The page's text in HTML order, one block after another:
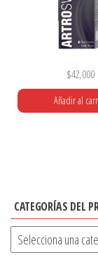
$42,000
Añadir al
CATEGORÍAS DEL